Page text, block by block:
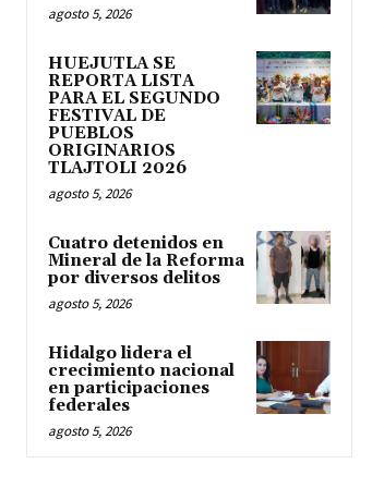
agosto 5, 2026
HUEJUTLA SE
REPORTA LISTA
PARA EL SEGUNDO
FESTIVAL DE
PUEBLOS
ORIGINARIOS
TLAJTOLI 2026
agosto 5, 2026
Cuatro detenidos en
Mineral de la Reforma
por diversos delitos
agosto 5, 2026
Hidalgo lidera el
crecimiento nacional
en participaciones
federales
agosto 5, 2026